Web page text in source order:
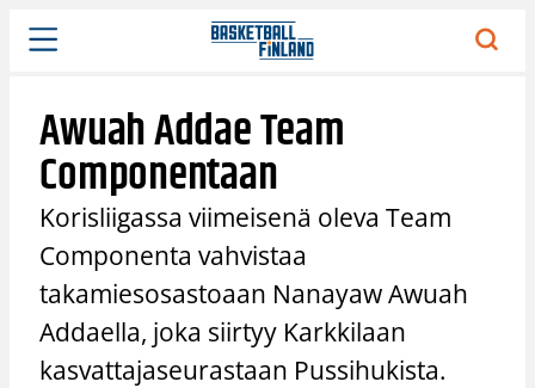
Siirry
sisältöön
Awuah Addae Team
Componentaan
Korisliigassa viimeisenä oleva Team
Componenta vahvistaa
takamiesosastoaan Nanayaw Awuah
Addaella, joka siirtyy Karkkilaan
kasvattajaseurastaan Pussihukista.